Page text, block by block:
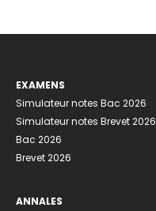
EXAMENS
Simulateur notes Bac 2026
Simulateur notes Brevet 2026
Bac 2026
Brevet 2026
ANNALES